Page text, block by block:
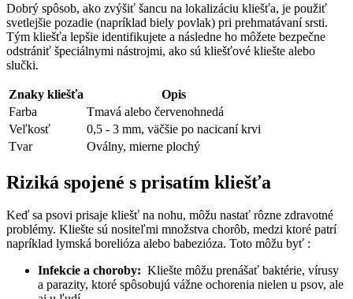
Dobrý spôsob, ako zvýšiť šancu ‌na lokalizáciu kliešťa, je použiť​
svetlejšie⁣ pozadie (napríklad biely⁤ povlak) pri prehmatávaní srsti.⁢
Tým ⁤kliešťa lepšie identifikujete a následne ho môžete bezpečne⁣
odstrániť špeciálnymi‌ nástrojmi, ​ako sú​ kliešťové kliešte alebo ​
slučki.
Znaky kliešťa
Opis
Farba
Tmavá alebo červenohnedá
Veľkosť
0,5 -‌ 3 mm, väčšie po nacicaní krvi
Tvar
Oválny,⁢ mierne plochý
Riziká spojené s prisatím ⁢kliešťa
Keď sa psovi prisaje kliešť ‍na nohu, môžu nastať⁤ rôzne⁢ zdravotné
problémy.⁣ Kliešte ⁢sú nositeľmi množstva chorôb, ⁣medzi​ ktoré​ patrí
napríklad ‌lymská borelióza ⁢alebo babezióza. Toto môžu‍ byť :
Infekcie‍ a choroby: ​ Kliešte môžu prenášať baktérie, vírusy
a parazity,‍ ktoré spôsobujú​ vážne ochorenia nielen u ​psov, ale